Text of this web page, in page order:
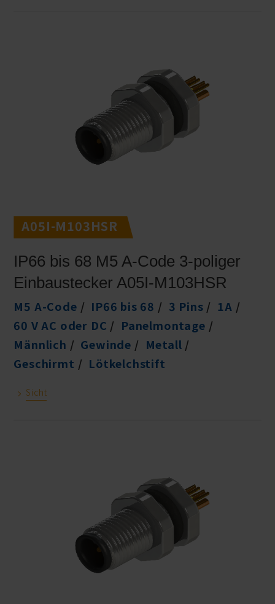
A05I-M103HSR
IP66 bis 68 M5 A-Code 3-poliger
Einbaustecker A05I-M103HSR
M5 A-Code IP66 bis 68 3 Pins
1A
60 V AC oder DC
Panelmontage
Männlich
Gewinde
Metall
Geschirmt
Lötkelchstift
Sicht